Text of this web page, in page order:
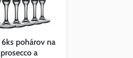
6ks pohárov na
prosecco a